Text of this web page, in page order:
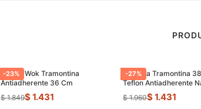
-23%
Sarten Wok Tramontina
Antiadherente 36 Cm
$ 1.849$ 1.431
-27%
Paellera Tramontina
Teflon Antiadherente
$ 1.960$ 1.431